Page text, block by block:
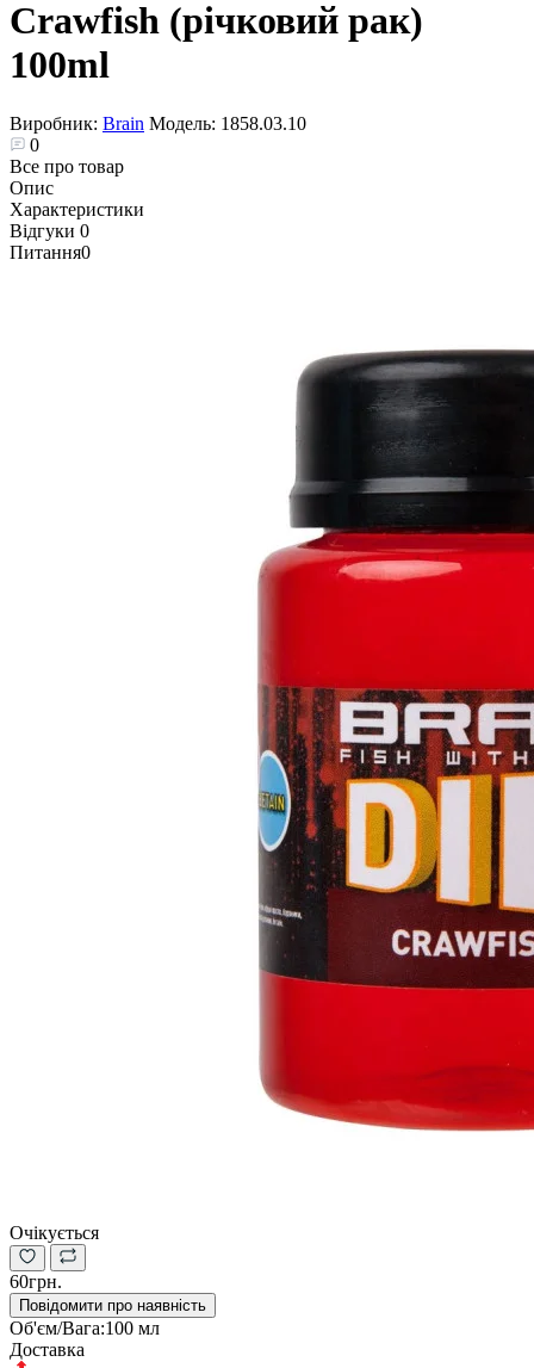
Crawfish (річковий рак)
100ml
Виробник: Brain Модель: 1858.03.10
0
Все про товар
Опис
Характеристики
Відгуки 0
Питання0
Очікується
60грн.
Повідомити про наявність
Об'єм/Вага:100 мл
Доставка